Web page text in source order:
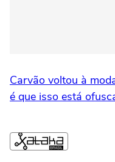
Carvão voltou à
é que isso está